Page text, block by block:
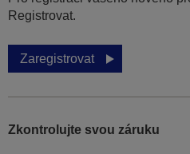
Registrovat.
Zaregistrovat
Zkontrolujte svou záruku